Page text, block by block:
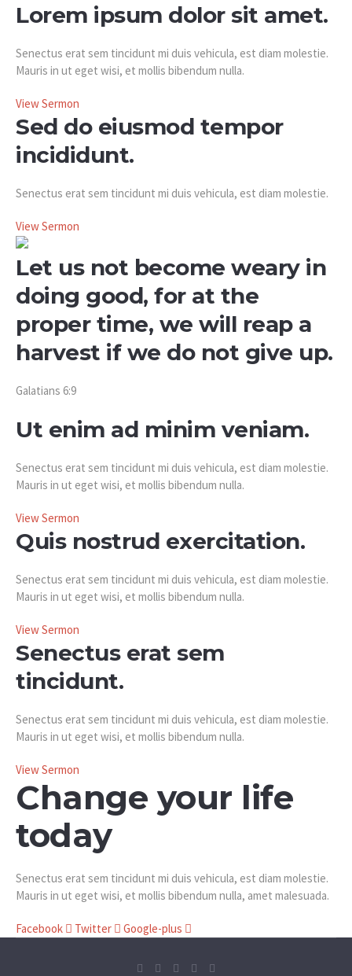
Lorem ipsum dolor sit amet.
Senectus erat sem tincidunt mi duis vehicula, est diam molestie.
Mauris in ut eget wisi, et mollis bibendum nulla.
View Sermon
Sed do eiusmod tempor
incididunt.
Senectus erat sem tincidunt mi duis vehicula, est diam molestie.
View Sermon
Let us not become weary in
doing good, for at the
proper time, we will reap a
harvest if we do not give up.
Galatians 6:9
Ut enim ad minim veniam.
Senectus erat sem tincidunt mi duis vehicula, est diam molestie.
Mauris in ut eget wisi, et mollis bibendum nulla.
View Sermon
Quis nostrud exercitation.
Senectus erat sem tincidunt mi duis vehicula, est diam molestie.
Mauris in ut eget wisi, et mollis bibendum nulla.
View Sermon
Senectus erat sem
tincidunt.
Senectus erat sem tincidunt mi duis vehicula, est diam molestie.
Mauris in ut eget wisi, et mollis bibendum nulla.
View Sermon
Change your life
today
Senectus erat sem tincidunt mi duis vehicula, est diam molestie.
Mauris in ut eget wisi, et mollis bibendum nulla, amet malesuada.
Facebook Twitter Google-plus